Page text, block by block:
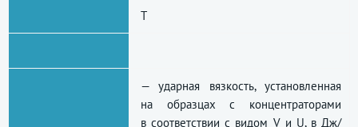
T
— ударная вязкость, установленная
на образцах с концентраторами
в соответствии с видом V и U, в Дж/